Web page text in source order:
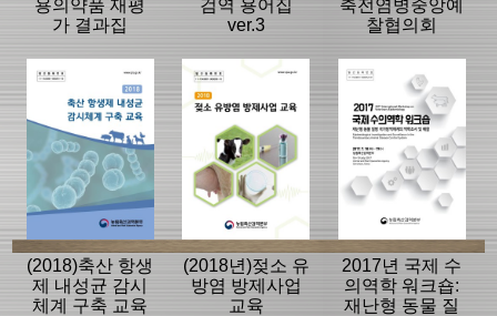
용의약품 재평
가 결과집
검역 용어집
ver.3
축전염병중앙예
찰협의회
(2018)축산 항생
제 내성균 감시
체계 구축 교육
(2018년)젖소 유
방염 방제사업
교육
2017년 국제 수
의역학 워크숍:
재난형 동물 질